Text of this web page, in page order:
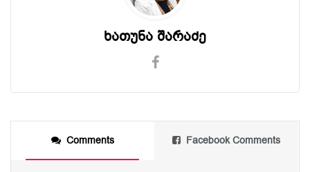
ხათუნა შარაძე
Comments Facebook Comments